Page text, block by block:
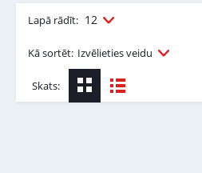
Lapā rādīt: 12
Kā sortēt: Izvēlieties veidu
Skats: